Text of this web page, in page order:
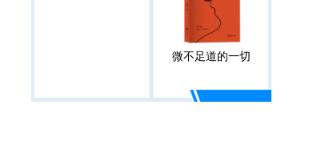
微不足道的一切